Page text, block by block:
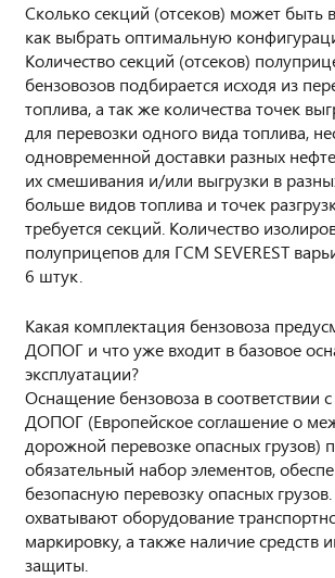
Сколько секций (отсеков) может быть
как выбрать оптимальную
Количество секций (отсеков)
бензовозов подбирается исходя из
топлива, а так же количества точек
для перевозки одного вида топлива,
одновременной доставки разных
их смешивания и/или выгрузки в
больше видов топлива и точек
требуется секций. Количество
полуприцепов для ГСМ SEVEREST
6 штук.
Какая комплектация бензовоза
ДОПОГ и что уже входит в базовое
эксплуатации?
Оснащение бензовоза в соответствии
ДОПОГ (Европейское соглашение о
дорожной перевозке опасных грузов)
обязательный набор элементов,
безопасную перевозку опасных
охватывают оборудование
маркировку, а также наличие средств
защиты.